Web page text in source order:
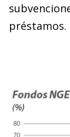
préstamos.